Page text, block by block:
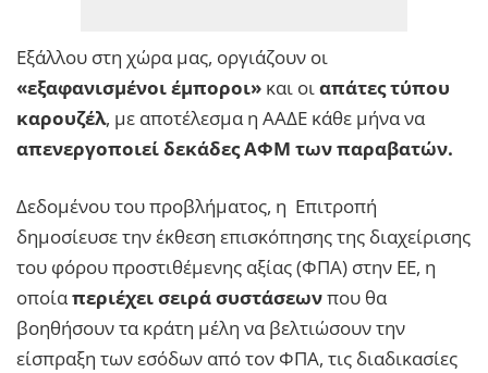
Εξάλλου στη χώρα μας, οργιάζουν οι
«εξαφανισμένοι έμποροι» και οιαπάτες τύπου
καρουζέλ, με αποτέλεσμα η ΑΑΔΕ κάθε μήνα να
απενεργοποιεί δεκάδες ΑΦΜ των παραβατών.
Δεδομένου του προβλήματος, η Επιτροπή
δημοσίευσε την έκθεση επισκόπησης της διαχείρισης
του φόρου προστιθέμενης αξίας (ΦΠΑ) στην ΕΕ, η
οποίαπεριέχει σειρά συστάσεωνπου θα
βοηθήσουν τα κράτη μέλη να βελτιώσουν την
είσπραξη των εσόδων από τον ΦΠΑ, τις διαδικασίες